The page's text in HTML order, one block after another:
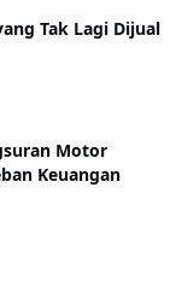
Tak Lagi Dijual
Motor
Keuangan